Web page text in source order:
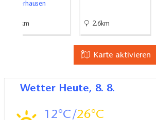
Wusterhausen
4.5km 2.6km
Karte aktivieren
Wetter Heute, 8. 8.
12 26